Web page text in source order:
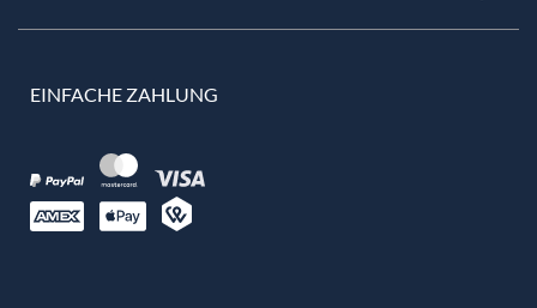
EINFACHE ZAHLUNG